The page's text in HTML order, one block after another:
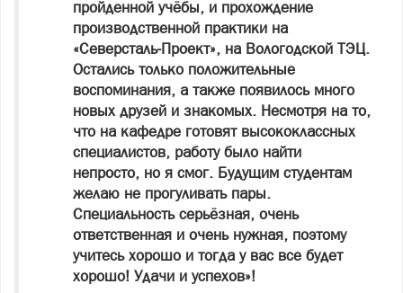
пройденной учёбы, и прохождение
производственной практики на
«Северсталь-Проект», на Вологодской ТЭЦ.
Остались только положительные
воспоминания, а также появилось много
новых друзей и знакомых. Несмотря на то,
что на кафедре готовят высококлассных
специалистов, работу было найти
непросто, но я смог. Будущим студентам
желаю не прогуливать пары.
Специальность серьёзная, очень
ответственная и очень нужная, поэтому
учитесь хорошо и тогда у вас все будет
хорошо! Удачи и успехов»!